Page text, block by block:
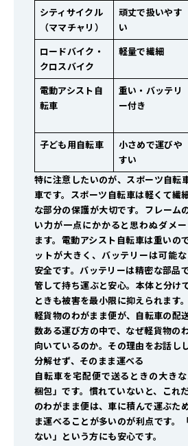
シティサイクル
（ママチャリ）
頑丈で扱いやす
い
ロードバイク・
クロスバイク
軽量で繊細
電動アシスト自
転車
重い・バッテリ
ー付き
子ども用自転車
小さめで運びや
すい
特に注意したいのが、スポーツ自転
車です。スポーツ自転車は軽くて繊
な部分の保護が大切です。フレーム
い力が一点にかかると思わぬダメ
ます。電動アシスト自転車は重いの
ットが大きく、バッテリーは可能
安全です。バッテリーは精密な部品
管して持ち運ぶと安心。本体と分け
ときも被害を最小限に抑えられます。
軽貨物のわがまま便が、自転車の配
数ある運び方の中で、なぜ軽貨物の
向いているのか。その理由をお話しし
分解せず、そのまま運べる
自転車を宅配便で送るときの大き
梱包」です。慣れていないと、これ
のわがまま便は、車に積んで運ぶた
ま運べることが多いのが利点です。
ない」という方にも安心です。